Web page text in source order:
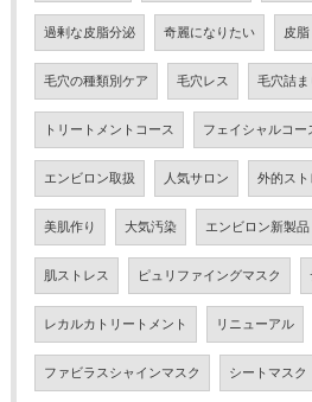
過剰な皮脂分泌 奇麗になりたい 皮
毛穴の種類別ケア 毛穴レス 毛穴詰ま
トリートメントコース フェイシャルコー
エンビロン取扱 人気サロン 外的スト
美肌作り 大気汚染 エンビロン新製品
肌ストレス ピュリファイングマスク
レカルカトリートメント リニューアル
ファビラスシャインマスク シートマスク